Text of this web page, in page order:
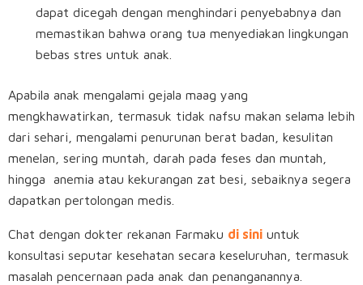
dapat dicegah dengan menghindari penyebabnya dan
memastikan bahwa orang tua menyediakan lingkungan
bebas stres untuk anak.
Apabila anak mengalami gejala maag yang
mengkhawatirkan, termasuk tidak nafsu makan selama lebih
dari sehari, mengalami penurunan berat badan, kesulitan
menelan, sering muntah, darah pada feses dan muntah,
hingga anemia atau kekurangan zat besi, sebaiknya segera
dapatkan pertolongan medis.
Chat dengan dokter rekanan Farmaku di sini untuk
konsultasi seputar kesehatan secara keseluruhan, termasuk
masalah pencernaan pada anak dan penanganannya.